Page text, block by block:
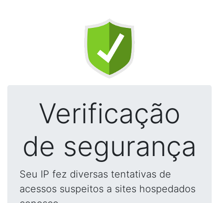
Verificação
de segurança
Seu IP fez diversas tentativas de
acessos suspeitos a sites hospedados